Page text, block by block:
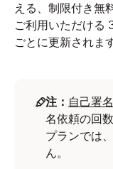
える、制限付き無
ご利用いただける
ごとに更新されます
注： 自己署
名依頼の回
プランでは
ん。